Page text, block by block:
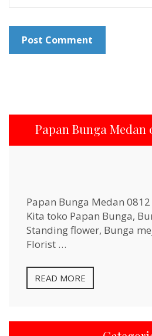
Papan Bunga Medan
Papan Bunga Medan
Kita toko Papan Bunga,
Standing flower, Bunga
Florist …
READ MORE